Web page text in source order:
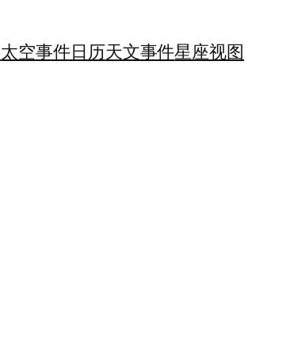
太空事件日历天文事件星座视图